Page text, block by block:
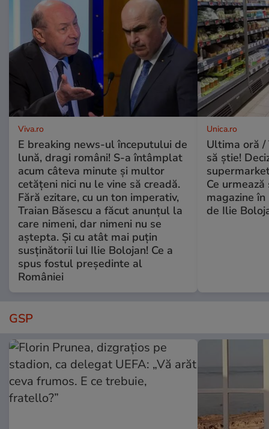
Viva.ro
E breaking news-ul începutului de
lună, dragi români! S-a întâmplat
acum câteva minute și multor
cetățeni nici nu le vine să creadă.
Fără ezitare, cu un ton imperativ,
Traian Băsescu a făcut anunțul la
care nimeni, dar nimeni nu se
aștepta. Și cu atât mai puțin
susținătorii lui Ilie Bolojan! Ce a
spus fostul președinte al
României
Unica.ro
Ultima oră /
să știe!
Ce
magazine
de Ilie
GSP